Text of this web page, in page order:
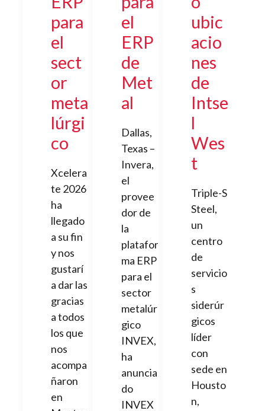
para
el
sect
or
meta
lúrgi
co
Xcelera
te 2026
ha
llegado
a su fin
y nos
gustarí
a dar las
gracias
a todos
los que
nos
acompa
ñaron
en
el
ERP
de
Met
al
Dallas,
Texas –
Invera,
el
provee
dor de
la
platafor
ma ERP
para el
sector
metalúr
gico
INVEX,
ha
anuncia
do
INVEX
ubic
acio
nes
de
Intse
l
Wes
t
Triple-S
Steel,
un
centro
de
servicio
s
siderúr
gicos
líder
con
sede en
Housto
n,